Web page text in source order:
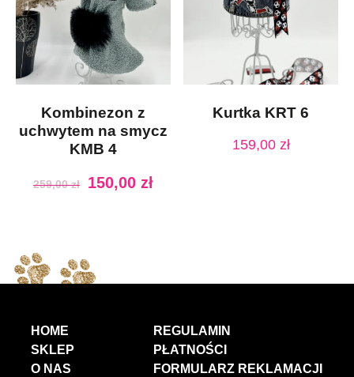
Kombinezon z
uchwytem na smycz
KMB 4
259,00zł 150,00 zł
Kurtka KRT 6
159,00 zł
HOME
SKLEP
O NAS
REGULAMIN
PŁATNOŚCI
FORMULARZ REKLAMACJI